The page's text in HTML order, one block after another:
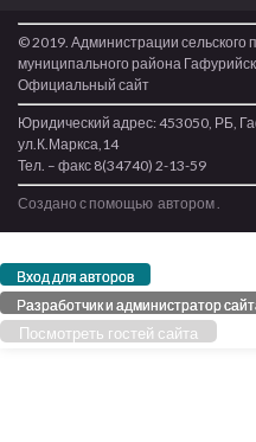
© 2019. Администрации сельского
муниципального района
Официальный сайт
Юридический адрес: 453050, РБ,
ул.К.Маркса,14
Тел. – факс 8(34740) 2-13-59
Создано с помощью автором.
Вход для авторов
Разработчик и администратор
Посмотреть гостей сайта